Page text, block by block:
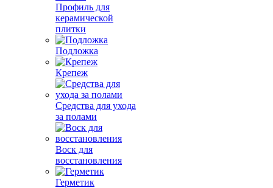
Профиль для
керамической
плитки
Подложка
Крепеж
Средства для ухода
за полами
Воск для
восстановления
Герметик